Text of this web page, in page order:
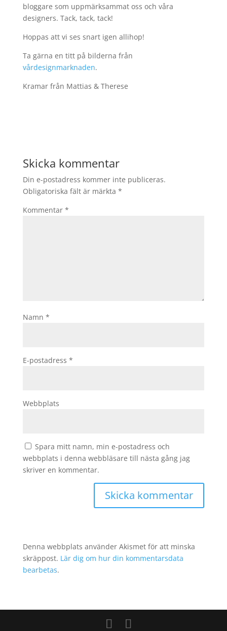
bloggare som uppmärksammat oss och våra
designers. Tack, tack, tack!
Hoppas att vi ses snart igen allihop!
Ta gärna en titt på bilderna från
vårdesignmarknaden.
Kramar från Mattias & Therese
Skicka kommentar
Din e-postadress kommer inte publiceras.
Obligatoriska fält är märkta *
Kommentar *
Namn *
E-postadress *
Webbplats
Spara mitt namn, min e-postadress och
webbplats i denna webbläsare till nästa gång jag
skriver en kommentar.
Denna webbplats använder Akismet för att minska
skräppost. Lär dig om hur din kommentarsdata
bearbetas.